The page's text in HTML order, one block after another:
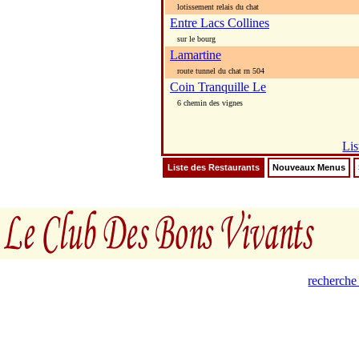
lotissement relais du chat
Entre Lacs Collines
sur le bourg
Lamartine
route tunnel du chat rn 504
Coin Tranquille Le
6 chemin des vignes
Liste des Restaurants Nouveaux Menus